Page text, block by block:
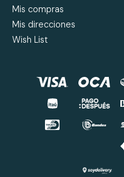
Mis compras
Mis direcciones
Wish List